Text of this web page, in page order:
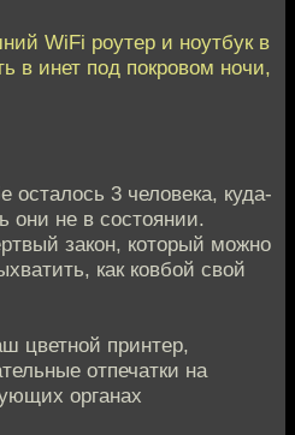
WiFi роутер и ноутбук в
в инет под покровом ночи,
осталось 3 человека, куда-
они не в состоянии.
закон, который можно
как ковбой свой
цветной принтер,
отпечатки на
органах